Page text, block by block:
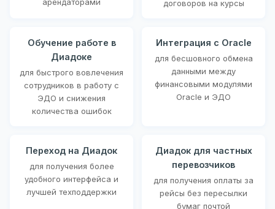
договоров на курсы
Обучение работе в
Диадоке
для быстрого вовлечения
сотрудников в работу с
ЭДО и снижения
количества ошибок
Интеграция с Oracle
для бесшовного обмена
данными между
финансовыми модулями
Oracle и ЭДО
Переход на Диадок
для получения более
удобного интерфейса и
лучшей техподдержки
Диадок для частных
перевозчиков
для получения оплаты за
рейсы без пересылки
бумаг почтой